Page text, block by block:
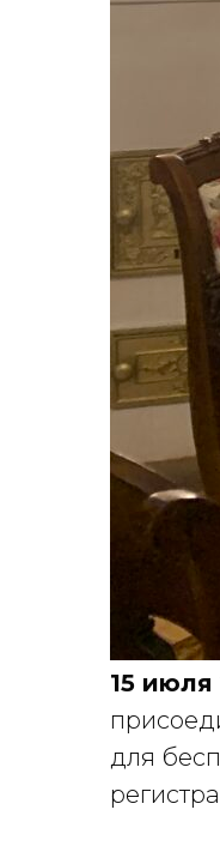
15 июля
для